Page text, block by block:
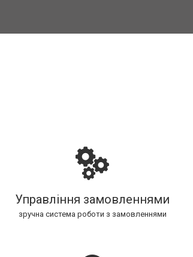
Управління замовленнями
зручна система роботи з замовленнями